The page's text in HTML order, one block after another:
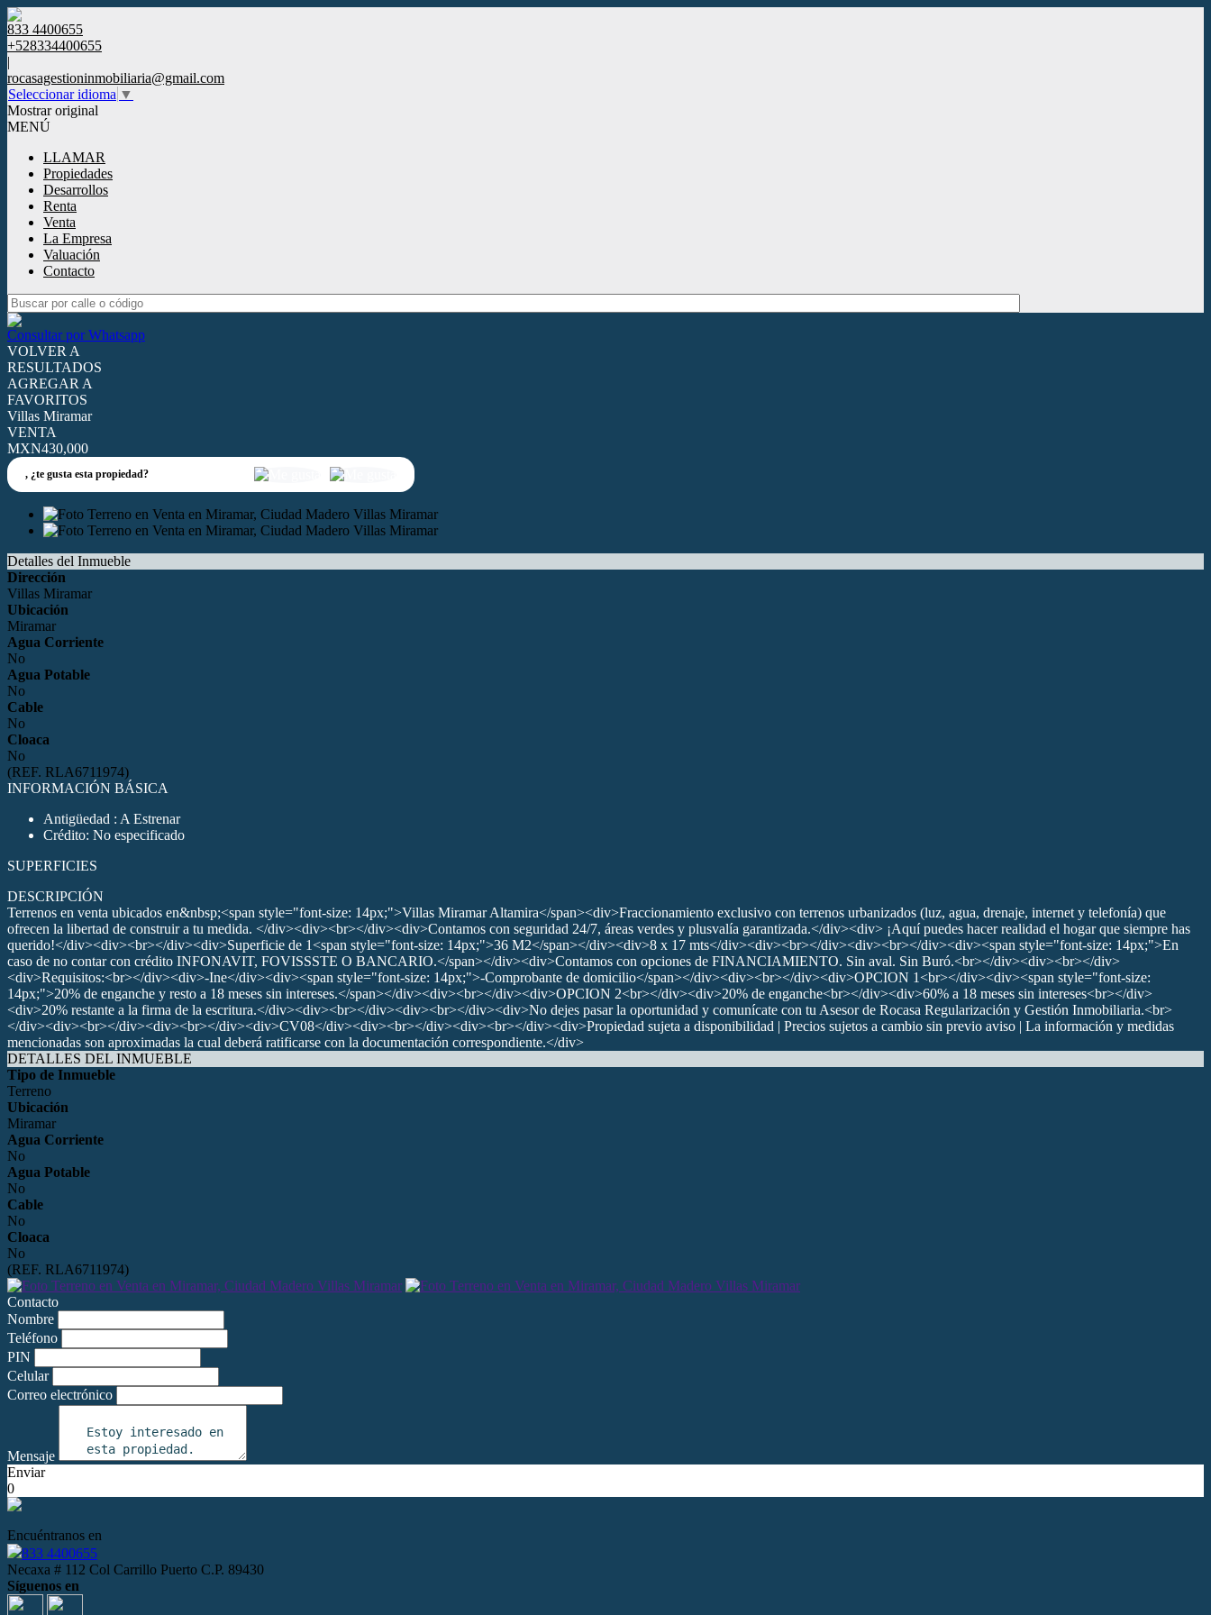
833 4400655
+528334400655
|
rocasagestioninmobiliaria@gmail.com
Seleccionar idioma ▼
Mostrar original
MENÚ
LLAMAR
Propiedades
Desarrollos
Renta
Venta
La Empresa
Valuación
Contacto
Consultar por Whatsapp
VOLVER A
RESULTADOS
AGREGAR A
FAVORITOS
Villas Miramar
VENTA
MXN430,000
, ¿te gusta esta propiedad?
Detalles del Inmueble
Dirección
Villas Miramar
Ubicación
Miramar
Agua Corriente
No
Agua Potable
No
Cable
No
Cloaca
No
(REF. RLA6711974)
INFORMACIÓN BÁSICA
Antigüedad : A Estrenar
Crédito: No especificado
SUPERFICIES
DESCRIPCIÓN
Terrenos en venta ubicados en&nbsp;<span style="font-size: 14px;">Villas Miramar Altamira</span><div>Fraccionamiento exclusivo con terrenos urbanizados (luz, agua, drenaje, internet y telefonía) que
ofrecen la libertad de construir a tu medida. </div><div><br></div><div>Contamos con seguridad 24/7, áreas verdes y plusvalía garantizada.</div><div> ¡Aquí puedes hacer realidad el hogar que siempre has
querido!</div><div><br></div><div>Superficie de 1<span style="font-size: 14px;">36 M2</span></div><div>8 x 17 mts</div><div><br></div><div><br></div><div><span style="font-size: 14px;">En
caso de no contar con crédito INFONAVIT, FOVISSSTE O BANCARIO.</span></div><div>Contamos con opciones de FINANCIAMIENTO. Sin aval. Sin Buró.<br></div><div><br></div>
<div>Requisitos:<br></div><div>-Ine</div><div><span style="font-size: 14px;">-Comprobante de domicilio</span></div><div><br></div><div>OPCION 1<br></div><div><span style="font-size:
14px;">20% de enganche y resto a 18 meses sin intereses.</span></div><div><br></div><div>OPCION 2<br></div><div>20% de enganche<br></div><div>60% a 18 meses sin intereses<br></div>
<div>20% restante a la firma de la escritura.</div><div><br></div><div><br></div><div>No dejes pasar la oportunidad y comunícate con tu Asesor de Rocasa Regularización y Gestión Inmobiliaria.<br>
</div><div><br></div><div><br></div><div>CV08</div><div><br></div><div><br></div><div>Propiedad sujeta a disponibilidad | Precios sujetos a cambio sin previo aviso | La información y medidas
mencionadas son aproximadas la cual deberá ratificarse con la documentación correspondiente.</div>
DETALLES DEL INMUEBLE
Tipo de Inmueble
Terreno
Ubicación
Miramar
Agua Corriente
No
Agua Potable
No
Cable
No
Cloaca
No
(REF. RLA6711974)
Contacto
Nombre
Teléfono
PIN
Celular
Correo electrónico
Mensaje
Enviar
0
Encuéntranos en
833 4400655
Necaxa # 112 Col Carrillo Puerto C.P. 89430
Síguenos en